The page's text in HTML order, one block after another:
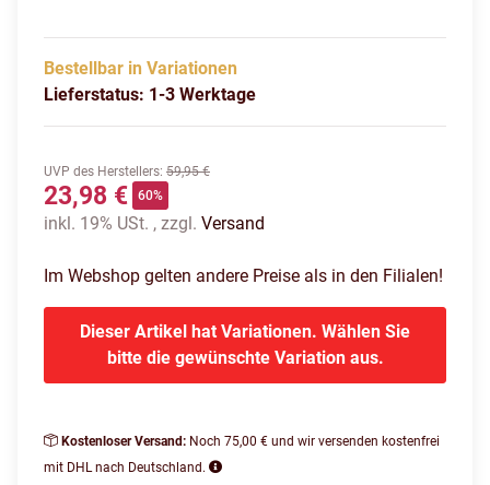
Bestellbar in Variationen
Lieferstatus: 1-3 Werktage
UVP des Herstellers: 59,95 €
23,98 € 60%
inkl. 19% USt. , zzgl. Versand
Im Webshop gelten andere Preise als in den Filialen!
Dieser Artikel hat Variationen. Wählen Sie
bitte die gewünschte Variation aus.
Kostenloser Versand: Noch 75,00 € und wir versenden kostenfrei
mit DHL nach Deutschland.